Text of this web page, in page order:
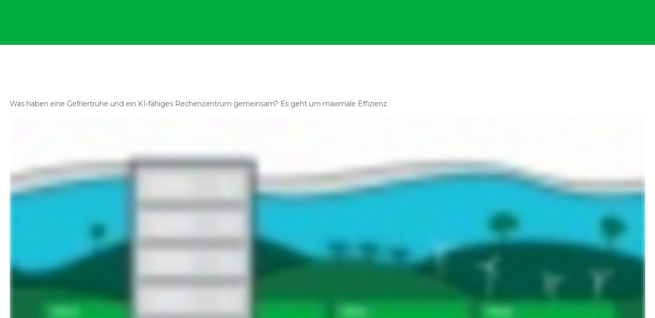
Was haben eine Gefriertruhe und ein KI-fähiges Rechenzentrum gemeinsam? Es geht um maximale Effizienz.